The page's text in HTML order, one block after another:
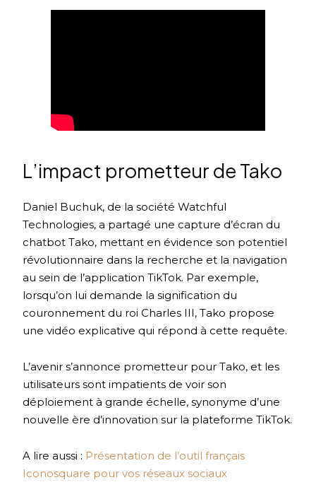
L’impact prometteur de Tako
Daniel Buchuk, de la société Watchful
Technologies, a partagé une capture d’écran du
chatbot Tako, mettant en évidence son potentiel
révolutionnaire dans la recherche et la navigation
au sein de l’application TikTok. Par exemple,
lorsqu’on lui demande la signification du
couronnement du roi Charles III, Tako propose
une vidéo explicative qui répond à cette requête.
L’avenir s’annonce prometteur pour Tako, et les
utilisateurs sont impatients de voir son
déploiement à grande échelle, synonyme d’une
nouvelle ère d’innovation sur la plateforme TikTok.
A lire aussi : Présentation de l’outil français
Iconosquare pour vos réseaux sociaux